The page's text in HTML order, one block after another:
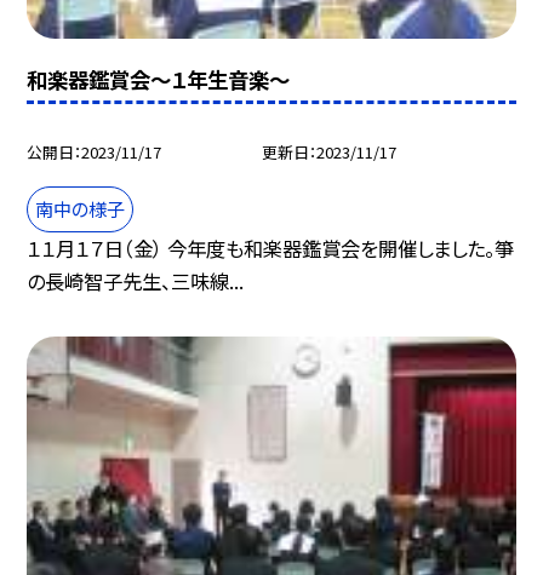
和楽器鑑賞会〜１年生音楽〜
公開日 2023/11/17 更新日 2023/11/17
南中の様子
１１月１７日（金） 今年度も和楽器鑑賞会を開催しました。箏
の長崎智子先生、三味線...